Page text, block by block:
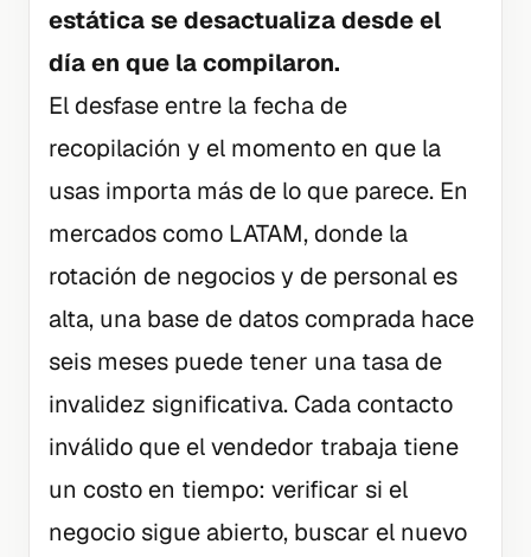
estática se desactualiza desde el
día en que la compilaron.
El desfase entre la fecha de
recopilación y el momento en que la
usas importa más de lo que parece. En
mercados como LATAM, donde la
rotación de negocios y de personal es
alta, una base de datos comprada hace
seis meses puede tener una tasa de
invalidez significativa. Cada contacto
inválido que el vendedor trabaja tiene
un costo en tiempo: verificar si el
negocio sigue abierto, buscar el nuevo